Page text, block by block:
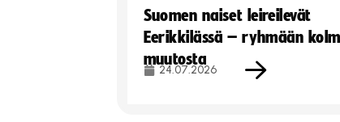
Suomen naiset leireilevät
Eerikkilässä – ryhmään
muutosta
24.07.2026